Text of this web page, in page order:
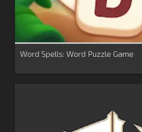
Word Spells: Word Puzzle Game